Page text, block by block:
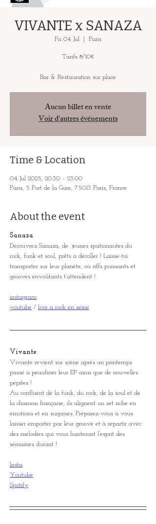
VIVANTE x SANAZA
Fri 04 Jul Paris
Tarifs 8/10€
Bar & Restauration sur place
Aucun billet en vente
Voir d'autres événements
Time & Location
04 Jul 2025, 20:30 – 23:00
Paris, 5 Port de la Gare, 75013 Paris, France
About the event
Sanaza
Découvrez Sanaza, de  jeunes spationautes du
rock, funk et soul, prêts à décoller ! Laisse-toi
transporter sur leur planète, où riffs puissants et
grooves envoûtants t’attendent !
instagram
youtube / live a rock en seine
Vivante
Vivante revient sur scène après un printemps
passé à peaufiner leur EP ainsi que de nouvelles
pépites !
Au confluent de la funk, du rock, de la soul et de
la chanson française, ils alignent un set riche en
émotions et en surprises. Préparez-vous à vous
laisser emporter par leur groove et à repartir avec
des mélodies qui vous hanteront l’esprit des
semaines durant !
Insta
Youtube
Spotify